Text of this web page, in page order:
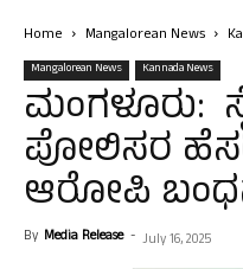
Home Mangalorean News
Mangalorean News Kannada News
ಮಂಗಳೂರು:
ಪೋಲಿಸರ
ಆರೋಪಿ
By Media Release - July 16, 2025